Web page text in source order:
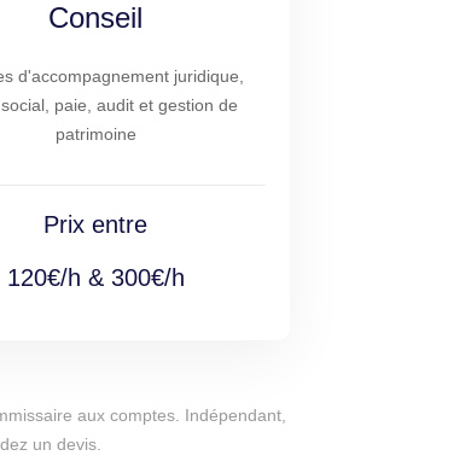
Conseil
d'accompagnement juridique,
paie, audit et gestion de
patrimoine
Prix entre
120€/h & 300€/h
aux comptes. Indépendant,
un devis.